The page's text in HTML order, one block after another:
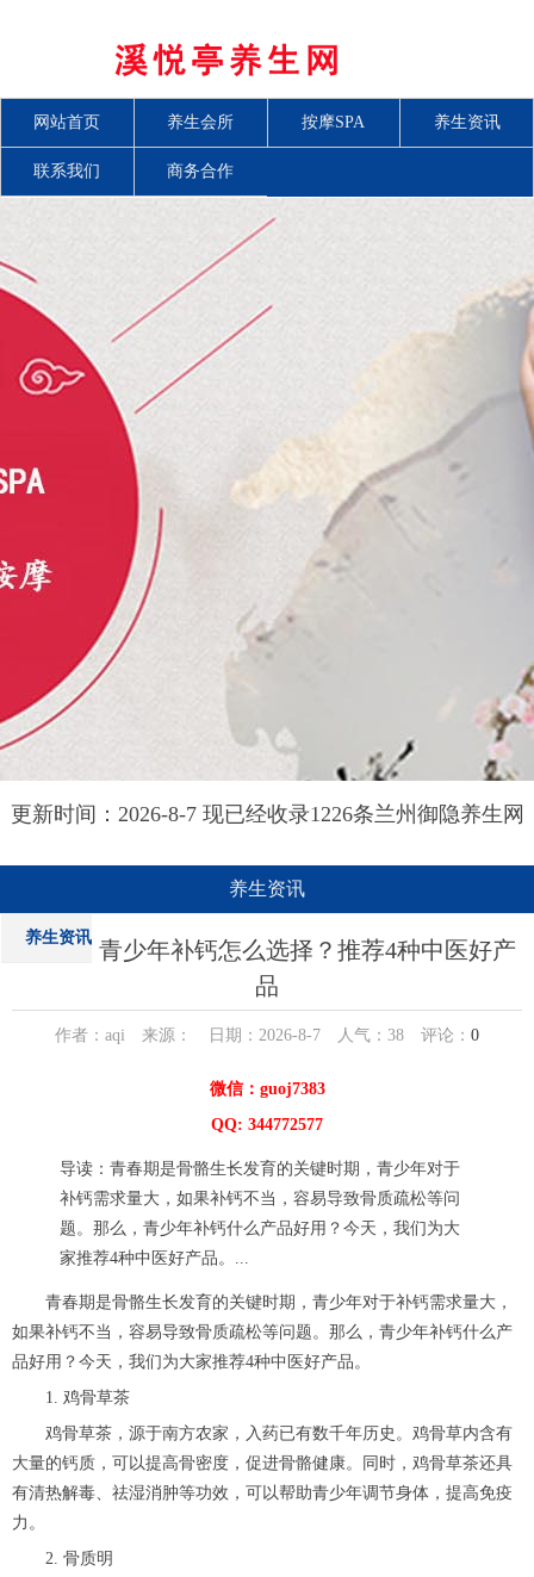
网站首页 养生会所 按摩SPA 养生资讯
联系我们 商务合作
更新时间：2026-8-7 现已经收录1226条兰州御隐养生网
养生资讯
养生资讯 青少年补钙怎么选择？推荐4种中医好产
品
作者：aqi 来源： 日期：2026-8-7 人气： 38 评论： 0
微信：guoj7383
QQ: 344772577
导读：青春期是骨骼生长发育的关键时期，青少年对于
补钙需求量大，如果补钙不当，容易导致骨质疏松等问
题。那么，青少年补钙什么产品好用？今天，我们为大
家推荐4种中医好产品。...
青春期是骨骼生长发育的关键时期，青少年对于补钙需求量大，
如果补钙不当，容易导致骨质疏松等问题。那么，青少年补钙什么产
品好用？今天，我们为大家推荐4种中医好产品。
1. 鸡骨草茶
鸡骨草茶，源于南方农家，入药已有数千年历史。鸡骨草内含有
大量的钙质，可以提高骨密度，促进骨骼健康。同时，鸡骨草茶还具
有清热解毒、祛湿消肿等功效，可以帮助青少年调节身体，提高免疫
力。
2. 骨质明